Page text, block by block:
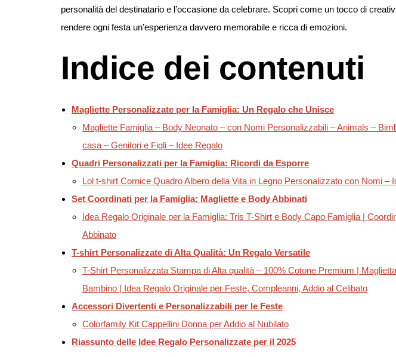
personalità del destinatario e l’occasione da celebrare. Scopri come un tocco di
rendere ogni festa un’esperienza davvero memorabile e ricca di emozioni.
Indice dei contenuti
Magliette Personalizzate per la Famiglia: Un Regalo che Unisce
Magliette Famiglia – Body Neonato – con Nomi Personalizzabili – Animals –
casa – Genitori e Figli – Idee Regalo
Quadri Personalizzati per la Famiglia: Ricordi da Esporre
Lol t-shirt Cornice Quadro Albero della Vita in Legno Personalizzato con Nomi –
Set Coordinati per la Famiglia: Magliette e Body Abbinati
Idea Regalo Originale per la Famiglia: Tris T-Shirt e Body Capo Famiglia |
Abbinato
T-shirt Personalizzate di Alta Qualità: Un Regalo Versatile
T-Shirt Personalizzata Stampa di Alta qualità – 100% Cotone Premium |
Bambino | Idea Regalo Originale per Feste, Compleanni, Addio al Celibato
Accessori Divertenti e Personalizzabili per le Feste
Colorfamily Kit Cappellini Donna per Addio al Nubilato
Riassunto delle Idee Regalo Personalizzate per il 2025